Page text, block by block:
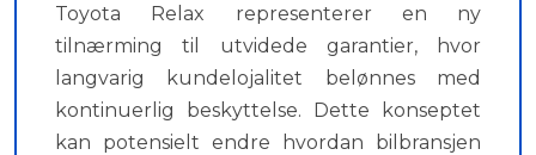
Toyota Relax representerer en ny
tilnærming til utvidede garantier, hvor
langvarig kundelojalitet belønnes med
kontinuerlig beskyttelse. Dette konseptet
kan potensielt endre hvordan bilbransjen